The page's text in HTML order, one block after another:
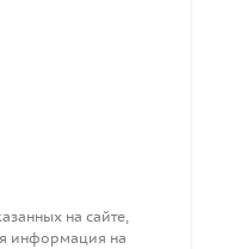
на сайте,
информация на